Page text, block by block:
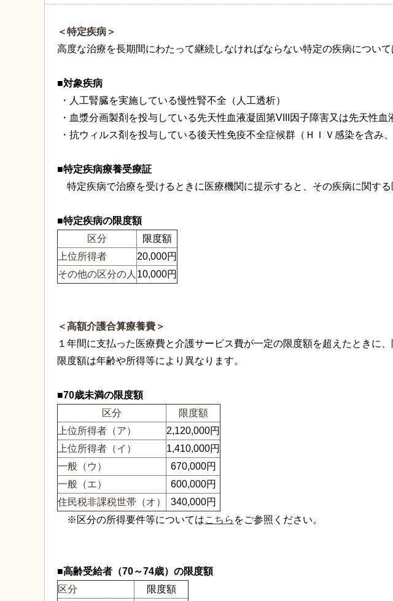
＜特定疾病＞
高度な治療を長期間にわたって継続しなければならない特定の疾病につい
■対象疾病
・人工腎臓を実施している慢性腎不全（人工透析）
・血漿分画製剤を投与している先天性血液凝固第VIII因子障害又は先天性血
・抗ウィルス剤を投与している後天性免疫不全症候群（ＨＩＶ感染を含み
■特定疾病療養受療証
特定疾病で治療を受けるときに医療機関に提示すると、その疾病に関す
■特定疾病の限度額
区分
限度額
上位所得者
20,000円
その他の区分の人 10,000円
＜高額介護合算療養費＞
１年間に支払った医療費と介護サービス費が一定の限度額を超えたときに
限度額は年齢や所得等により異なります。
■70歳未満の限度額
区分
限度額
上位所得者（ア）
2,120,000円
上位所得者（イ）
1,410,000円
一般（ウ）
670,000円
一般（エ）
600,000円
住民税非課税世帯（オ）
340,000円
※区分の所得要件等についてはこちら をご参照ください。
■高齢受給者（70～74歳）の限度額
区分
限度額